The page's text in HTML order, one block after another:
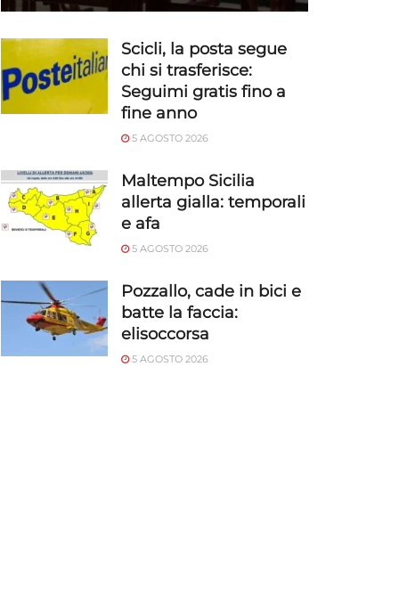
Scicli, la posta segue
chi si trasferisce:
Seguimi gratis fino a
fine anno
5 AGOSTO 2026
Maltempo Sicilia
allerta gialla: temporali
e afa
5 AGOSTO 2026
Pozzallo, cade in bici e
batte la faccia:
elisoccorsa
5 AGOSTO 2026